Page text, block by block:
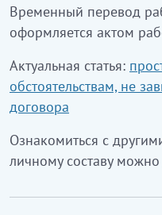
Временный перевод
оформляется актом
Актуальная статья:
обстоятельствам, не
договора
Ознакомиться с
личному составу можно